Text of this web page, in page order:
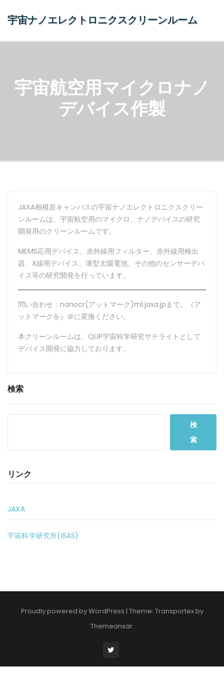
宇宙ナノエレクトロニクスクリーンルーム
宇宙航空用マイクロナノ
デバイス作製
JAXA相模原キャンパスの宇宙ナノエレクトロニクスクリー
ンルームは、宇宙航空用のマイクロ、ナノデバイスの研究
開発用のクリーンルームです。
MEMS応用デバイス、赤外線用フィルター、赤外線用検出
器、X線用デバイス、薄型太陽電池、その他のセンサーデバ
イス等の研究開発を行っています。
問い合わせ：nanocr(アットマーク)ml.jaxa.jpまで。（ア
ットマークを）＠に変換ください。
本クリーンルームは、QUP宇宙科学研究サテライトとして
デバイス開発に協力しております。
検索
検
索
リンク
JAXA
宇宙科学研究所(ISAS)
Proudly powered by WordPress | Theme: Transportex by
Themeansar.